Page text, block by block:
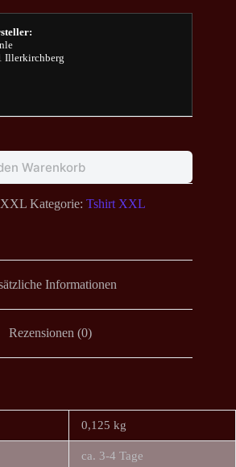
Illerkirchberg
Warenkorb
Kategorie: Tshirt XXL
Informationen
Rezensionen (0)
0,125 kg
ca. 3-4 Tage